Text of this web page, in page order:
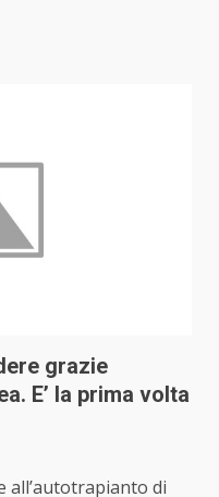
grazie
E’ la prima volta
all’autotrapianto di